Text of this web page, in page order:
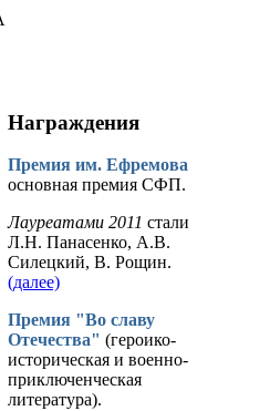
Награждения
Премия им. Ефремова
основная премия СФП.
Лауреатами 2011 стали
Л.Н. Панасенко, А.В.
Силецкий, В. Рощин.
(далее)
Премия "Во славу
Отечества" (героико-
историческая и военно-
приключенческая
литература).